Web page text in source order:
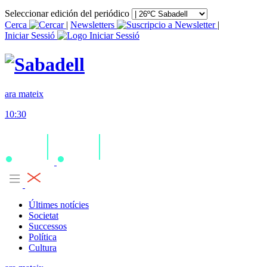
Seleccionar edición del periódico
Cerca
| Newsletters
|
Iniciar Sessió
ara mateix
10:30
Últimes notícies
Societat
Successos
Política
Cultura